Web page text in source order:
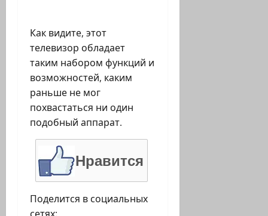
Как видите, этот
телевизор обладает
таким набором функций и
возможностей, каким
раньше не мог
похвастаться ни один
подобный аппарат.
Нравится
Поделится в социальных